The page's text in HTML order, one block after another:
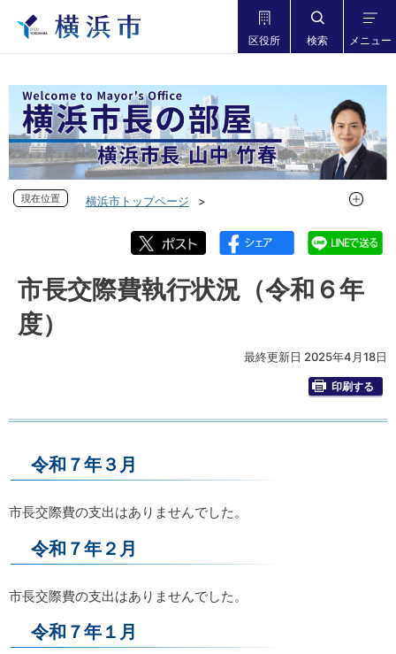
区役所 検索 メニュー
現在位置
横浜市トップページ
市長交際費執行状況（令和６年度）
現在位
市長交際費執行状況（令和６年
度）
最終更新日 2025年4月18日
印刷する
令和７年３月
市長交際費の支出はありませんでした。
令和７年２月
市長交際費の支出はありませんでした。
令和７年１月